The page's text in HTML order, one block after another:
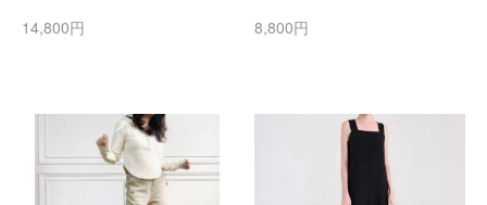
14,800円
8,800円